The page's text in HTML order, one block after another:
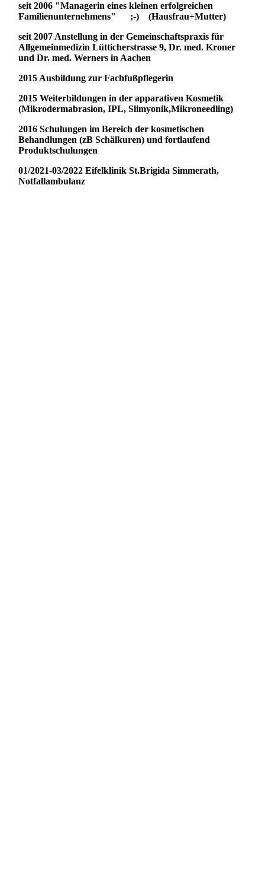
seit 2006 "Managerin eines kleinen erfolgreichen
Familienunternehmens" ;-) (Hausfrau+Mutter)
seit 2007 Anstellung in der Gemeinschaftspraxis für
Allgemeinmedizin Lütticherstrasse 9, Dr. med. Kroner
und Dr. med. Werners in Aachen
2015 Ausbildung zur Fachfußpflegerin
2015 Weiterbildungen in der apparativen Kosmetik
(Mikrodermabrasion, IPL, Slimyonik,Mikroneedling)
2016 Schulungen im Bereich der kosmetischen
Behandlungen (zB Schälkuren) und fortlaufend
Produktschulungen
01/2021-03/2022 Eifelklinik St.Brigida Simmerath,
Notfallambulanz